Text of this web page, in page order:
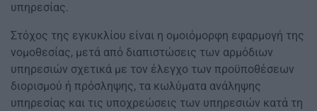
υπηρεσίας.
Στόχος της εγκυκλίου είναι η ομοιόμορφη εφαρμογή της
νομοθεσίας, μετά από διαπιστώσεις των αρμόδιων
υπηρεσιών σχετικά με τον έλεγχο των προϋποθέσεων
διορισμού ή πρόσληψης, τα κωλύματα ανάληψης
υπηρεσίας και τις υποχρεώσεις των υπηρεσιών κατά τη